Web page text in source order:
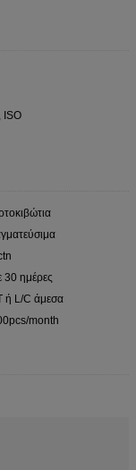
ISO
30 ημέρες
ή L/C άμεσα
month